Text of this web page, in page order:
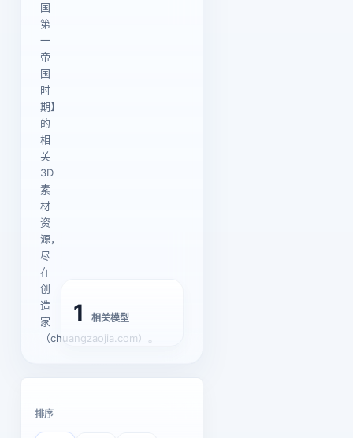
国
第
一
帝
国
时
期】
的
相
关
3D
素
材
资
源，
尽
在
创
造
家
（chuangzaojia.com）。
1 相关模型
排序